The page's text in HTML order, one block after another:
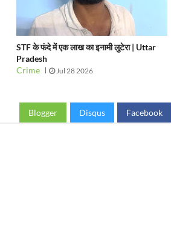
STF के फंदे में एक लाख का इनामी लुटेरा | Uttar
Pradesh
Crime
Jul 28 2026
Blogger Disqus Facebook